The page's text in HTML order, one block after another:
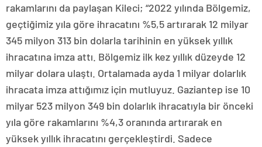
rakamlarını da paylaşan Kileci; “2022 yılında Bölgemiz,
geçtiğimiz yıla göre ihracatını %5,5 artırarak 12 milyar
345 milyon 313 bin dolarla tarihinin en yüksek yıllık
ihracatına imza attı. Bölgemiz ilk kez yıllık düzeyde 12
milyar dolara ulaştı. Ortalamada ayda 1 milyar dolarlık
ihracata imza attığımız için mutluyuz. Gaziantep ise 10
milyar 523 milyon 349 bin dolarlık ihracatıyla bir önceki
yıla göre rakamlarını %4,3 oranında artırarak en
yüksek yıllık ihracatını gerçekleştirdi. Sadece